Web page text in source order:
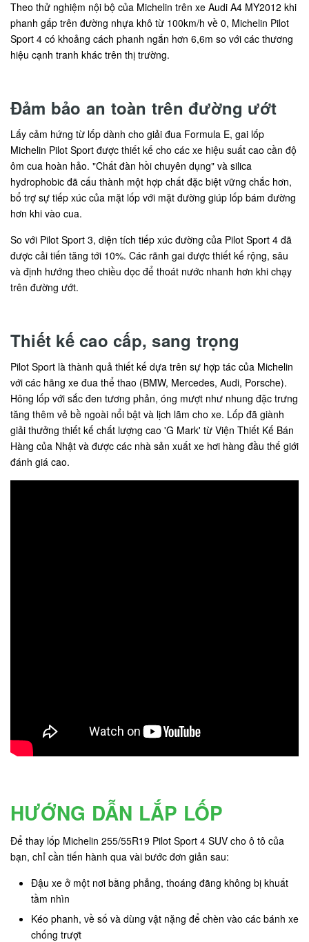
Theo thử nghiệm nội bộ của Michelin trên xe Audi A4 MY2012 khi
phanh gấp trên đường nhựa khô từ 100km/h về 0, Michelin Pilot
Sport 4 có khoảng cách phanh ngắn hơn 6,6m so với các thương
hiệu cạnh tranh khác trên thị trường.
Đảm bảo an toàn trên đường ướt
Lấy cảm hứng từ lốp dành cho giải đua Formula E, gai lốp
Michelin Pilot Sport được thiết kế cho các xe hiệu suất cao cần độ
ôm cua hoàn hảo. "Chất đàn hồi chuyên dụng" và silica
hydrophobic đã cấu thành một hợp chất đặc biệt vững chắc hơn,
bổ trợ sự tiếp xúc của mặt lốp với mặt đường giúp lốp bám đường
hơn khi vào cua.
So với Pilot Sport 3, diện tích tiếp xúc đường của Pilot Sport 4 đã
được cải tiến tăng tới 10%. Các rãnh gai được thiết kế rộng, sâu
và định hướng theo chiều dọc để thoát nước nhanh hơn khi chạy
trên đường ướt.
Thiết kế cao cấp, sang trọng
Pilot Sport là thành quả thiết kế dựa trên sự hợp tác của Michelin
với các hãng xe đua thể thao (BMW, Mercedes, Audi, Porsche).
Hông lốp với sắc đen tương phản, óng mượt như nhung đặc trưng
tăng thêm vẻ bề ngoài nổi bật và lịch lãm cho xe. Lốp đã giành
giải thưởng thiết kế chất lượng cao 'G Mark' từ Viện Thiết Kế Bán
Hàng của Nhật và được các nhà sản xuất xe hơi hàng đầu thế giới
đánh giá cao.
HƯỚNG DẪN LẮP LỐP
Để thay lốp Michelin 255/55R19 Pilot Sport 4 SUV cho ô tô của
bạn, chỉ cần tiến hành qua vài bước đơn giản sau:
Đậu xe ở một nơi bằng phẳng, thoáng đãng không bị khuất
tầm nhìn
Kéo phanh, về số và dùng vật nặng để chèn vào các bánh xe
chống trượt